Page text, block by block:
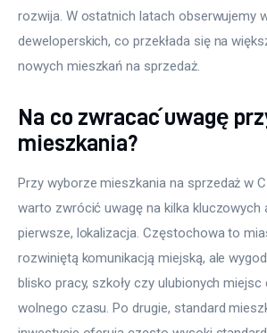
rozwija. W ostatnich latach obserwujemy
deweloperskich, co przekłada się na
nowych mieszkań na sprzedaż.
Na co zwracać uwagę
mieszkania?
Przy wyborze mieszkania na sprzedaż w
warto zwrócić uwagę na kilka kluczowych
pierwsze, lokalizacja. Częstochowa to
rozwiniętą komunikacją miejską, ale
blisko pracy, szkoły czy ulubionych
wolnego czasu. Po drugie, standard